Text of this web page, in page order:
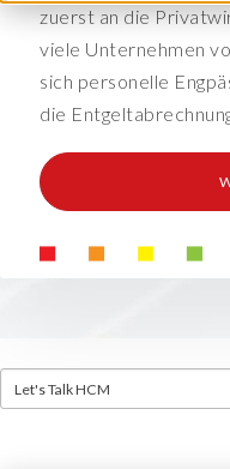
zuerst an die
viele Unternehmen
sich personelle
die